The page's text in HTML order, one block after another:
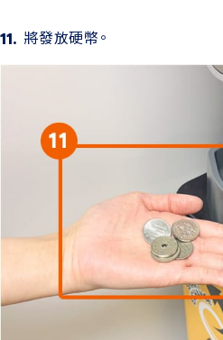
將發放硬幣。